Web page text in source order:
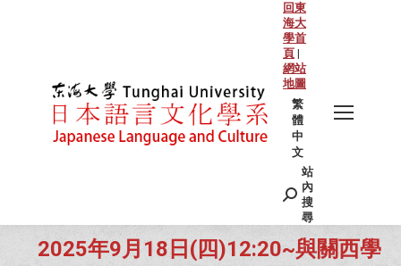
回東
海大
學首
頁 |
網站
地圖
繁
體
中
文
Search:
站
內
搜
尋
2025年9月18日(四)12:20~與關西學